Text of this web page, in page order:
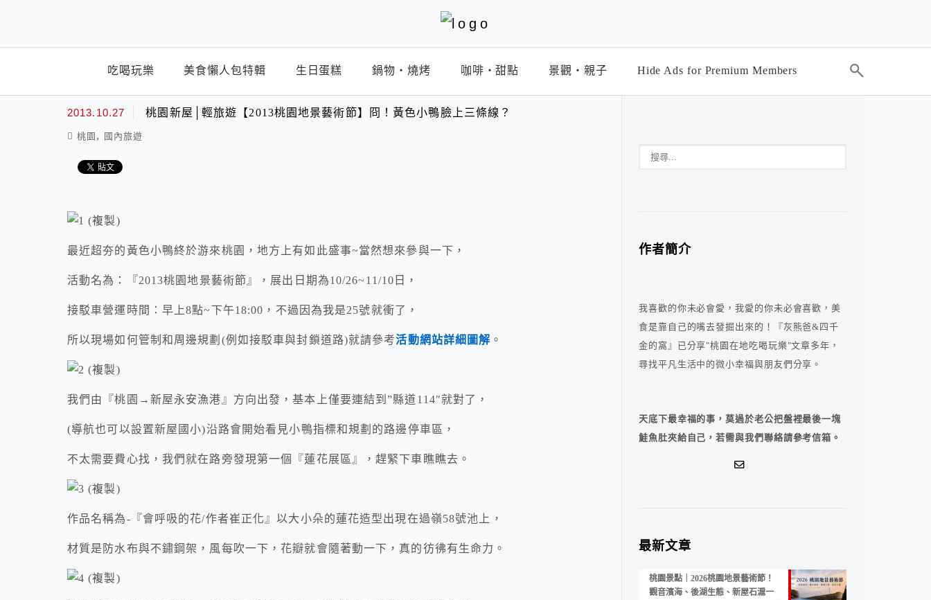
吃喝玩樂 美食懶人包特輯 生日蛋糕 鍋物‧燒烤 咖啡‧甜點 景觀‧親子 Hide Ads for Premium Members
2013.10.27 桃園新屋│輕旅遊【2013桃園地景藝術節】冏！黃色小鴨臉上三條線？
桃園 , 國內旅遊
最近超夯的黃色小鴨終於游來桃園，地方上有如此盛事~當然想來參與一下，
活動名為：『2013桃園地景藝術節』，展出日期為10/26~11/10日，
接駁車營運時間：早上8點~下午18:00，不過因為我是25號就衝了，
所以現場如何管制和周邊規劃(例如接駁車與封鎖道路)就請參考活動網站詳細圖解 。
我們由『桃園→新屋永安漁港』方向出發，基本上僅要連結到”縣道114″就對了，
(導航也可以設置新屋國小)沿路會開始看見小鴨指標和規劃的路邊停車區，
不太需要費心找，我們就在路旁發現第一個『蓮花展區』，趕緊下車瞧瞧去。
作品名稱為-『會呼吸的花/作者崔正化』以大小朵的蓮花造型出現在過嶺58號池上，
材質是防水布與不鏽鋼架，風每吹一下，花瓣就會隨著動一下，真的彷彿有生命力。
作者簡介
我喜歡的你未必會愛，我愛的你未必會喜歡，美
食是靠自己的嘴去發掘出來的！『灰熊爸&四千
金的窩』已分享"桃園在地吃喝玩樂"文章多年，
尋找平凡生活中的微小幸福與朋友們分享。
天底下最幸福的事，莫過於老公把盤裡最後一塊
鮭魚肚夾給自己，若需與我們聯絡請參考信箱。
最新文章
桃園景點｜2026桃園地景藝術節！
觀音濱海、後湖生態、新屋石滬一